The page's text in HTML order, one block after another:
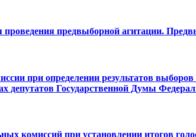
предвыборной агитации.
при определении результатов
депутатов Государственной Думы
комиссий при установлении итогов